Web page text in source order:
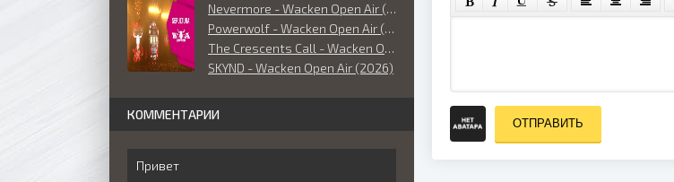
ОТПРАВИТЬ
Nevermore - Wacken Open Air (2026)
Powerwolf - Wacken Open Air (2026)
The Crescents Call - Wacken Open Air (2026)
SKYND - Wacken Open Air (2026)
КОММЕНТАРИИ
Привет